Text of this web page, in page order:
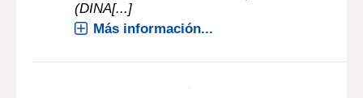
trabajadores rurales - programa
descentralizado de la Junta Nacional
MEVIR - a partir de un Convenio con
la Dirección Nacional de Empleo